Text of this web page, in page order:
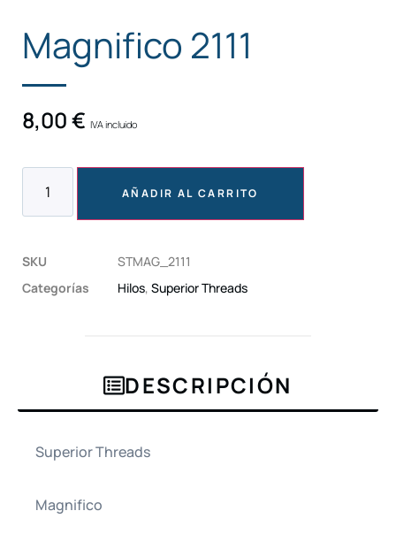
Magnifico 2111
8,00€ IVA incluido
AÑADIR AL CARRITO
SKU
STMAG_2111
Categorías
Hilos, Superior Threads
DESCRIPCIÓN
Superior Threads
Magnifico